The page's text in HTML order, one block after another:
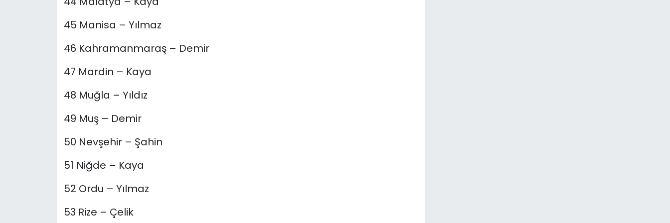
45 Manisa – Yılmaz
46 Kahramanmaraş – Demir
47 Mardin – Kaya
48 Muğla – Yıldız
49 Muş – Demir
50 Nevşehir – Şahin
51 Niğde – Kaya
52 Ordu – Yılmaz
53 Rize – Çelik